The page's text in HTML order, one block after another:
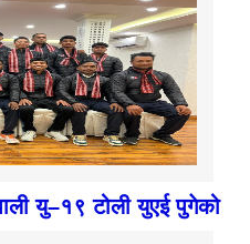
यु–१९ टोली युएई पुगेको